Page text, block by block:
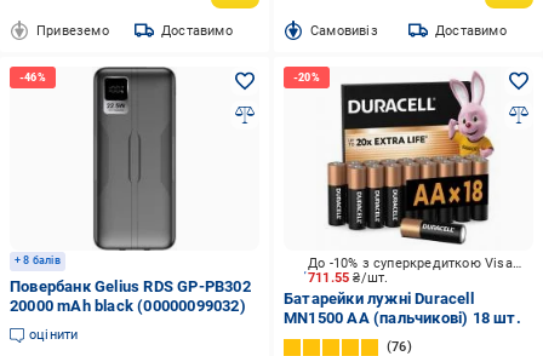
Привеземо Доставимо Cамовивіз Доставимо
+ 8 балів
Повербанк Gelius RDS GP-PB302
20000 mAh black (00000099032)
оцінити
711.55₴/шт.
До -10% з суперкредиткою Visa Вигода
Батарейки лужні Duracell
MN1500 AA (пальчикові) 18 шт.
76